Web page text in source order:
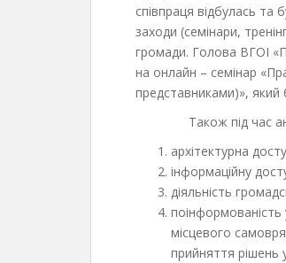
співпраця відбулась
заходи (семінари,
громади. Голова ВГОІ
на онлайн – семінар
представниками)»,
Також під час
архітектурна
інформаційну
діяльність
місцевого
прийняття рішень